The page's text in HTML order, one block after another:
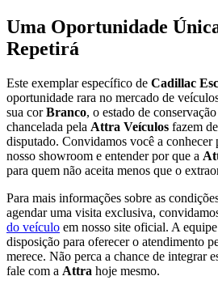
Uma Oportunidade
Repetirá
Este exemplar específico de Cadillac
oportunidade rara no mercado de
sua corBranco, o estado de
chancelada pela Attra Veículos fazem
disputado. Convidamos você a conhecer
nosso showroom e entender por que a
para quem não aceita menos que o
Para mais informações sobre as
agendar uma visita exclusiva,
do veículo em nosso site oficial. A
disposição para oferecer o atendimento
merece. Não perca a chance de integrar
fale com a Attra hoje mesmo.